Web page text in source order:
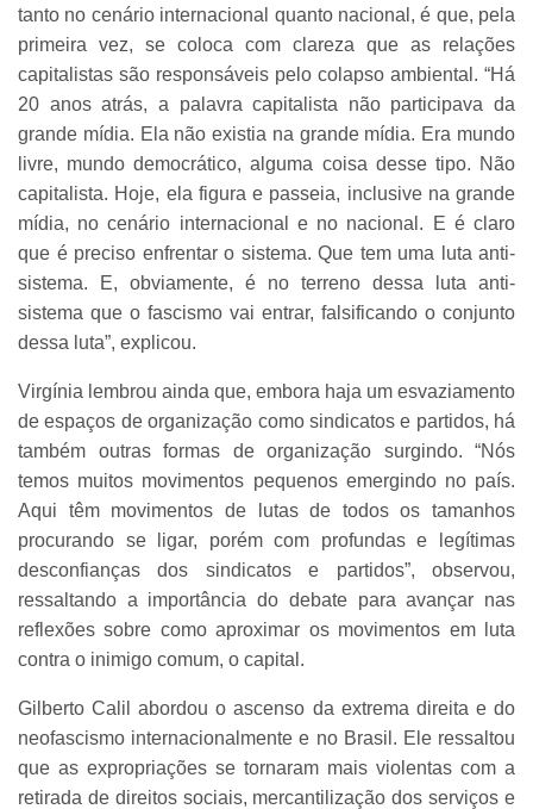
tanto no cenário internacional quanto nacional, é que, pela
primeira vez, se coloca com clareza que as relações
capitalistas são responsáveis pelo colapso ambiental. “Há
20 anos atrás, a palavra capitalista não participava da
grande mídia. Ela não existia na grande mídia. Era mundo
livre, mundo democrático, alguma coisa desse tipo. Não
capitalista. Hoje, ela figura e passeia, inclusive na grande
mídia, no cenário internacional e no nacional. E é claro
que é preciso enfrentar o sistema. Que tem uma luta anti-
sistema. E, obviamente, é no terreno dessa luta anti-
sistema que o fascismo vai entrar, falsificando o conjunto
dessa luta”, explicou.
Virgínia lembrou ainda que, embora haja um esvaziamento
de espaços de organização como sindicatos e partidos, há
também outras formas de organização surgindo. “Nós
temos muitos movimentos pequenos emergindo no país.
Aqui têm movimentos de lutas de todos os tamanhos
procurando se ligar, porém com profundas e legítimas
desconfianças dos sindicatos e partidos”, observou,
ressaltando a importância do debate para avançar nas
reflexões sobre como aproximar os movimentos em luta
contra o inimigo comum, o capital.
Gilberto Calil abordou o ascenso da extrema direita e do
neofascismo internacionalmente e no Brasil. Ele ressaltou
que as expropriações se tornaram mais violentas com a
retirada de direitos sociais, mercantilização dos serviços e